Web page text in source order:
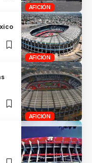
AFICIÓN
AFICIÓN
AFICIÓN